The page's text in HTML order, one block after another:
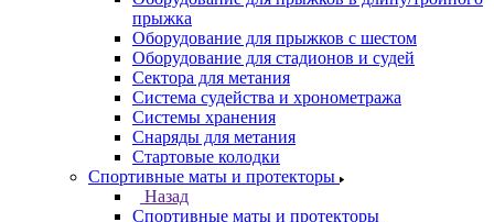
прыжка
Оборудование для прыжков с шестом
Оборудование для стадионов и судей
Сектора для метания
Система судейства и хронометража
Системы хранения
Снаряды для метания
Стартовые колодки
Спортивные маты и протекторы
Назад
Спортивные маты и протекторы